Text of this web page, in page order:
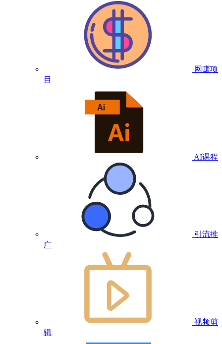
网赚项
目
AI课程
引流推
广
视频剪
辑